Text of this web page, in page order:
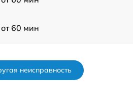
от 60 мин
неисправность